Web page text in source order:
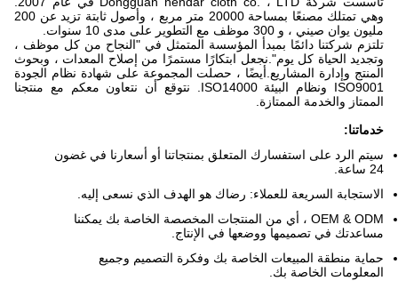
وهي تمتلك مصنعًا بمساحة 20000 متر مربع ، وأصول ثابتة تزيد عن 200
مليون يوان صيني ، و 300 موظف مع التطوير على مدى 10 سنوات.
تلتزم شركتنا دائمًا بمبدأ المؤسسة المتمثل في "النجاح من كل موظف ،
وتجديد الحياة كل يوم".نجعل ابتكارًا مستمرًا من إصلاح المعدات ، وبحوث
المنتج وإدارة المشاريع.أيضًا ، حصلت المجموعة على شهادة نظام الجودة
ISO9001 ونظام البيئة ISO14000. نتوقع أن نتعاون معكم مع منتجنا
الممتاز والخدمة الممتازة.
خدماتنا:
سيتم الرد على استفسارك المتعلق بمنتجاتنا أو أسعارنا في غضون
24 ساعة.
الاستجابة السريعة للعملاء: رضاك ​​هو الهدف الذي نسعى إليه.
OEM & ODM ، أي من المنتجات المخصصة الخاصة بك يمكننا
مساعدتك في تصميمها ووضعها في الإنتاج.
حماية منطقة المبيعات الخاصة بك وفكرة التصميم وجميع
المعلومات الخاصة بك.